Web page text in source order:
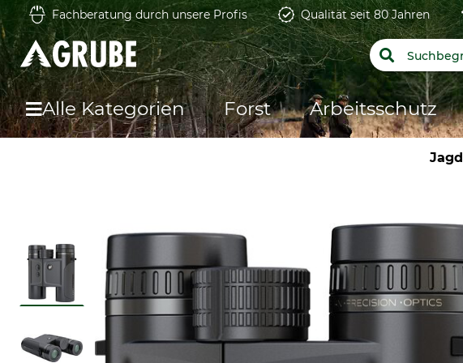
Fachberatung durch unsere Profis Qualität seit 80 Jahren
Alle Kategorien Forst Arbeitsschutz
Jagd